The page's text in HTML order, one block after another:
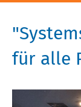
für alle